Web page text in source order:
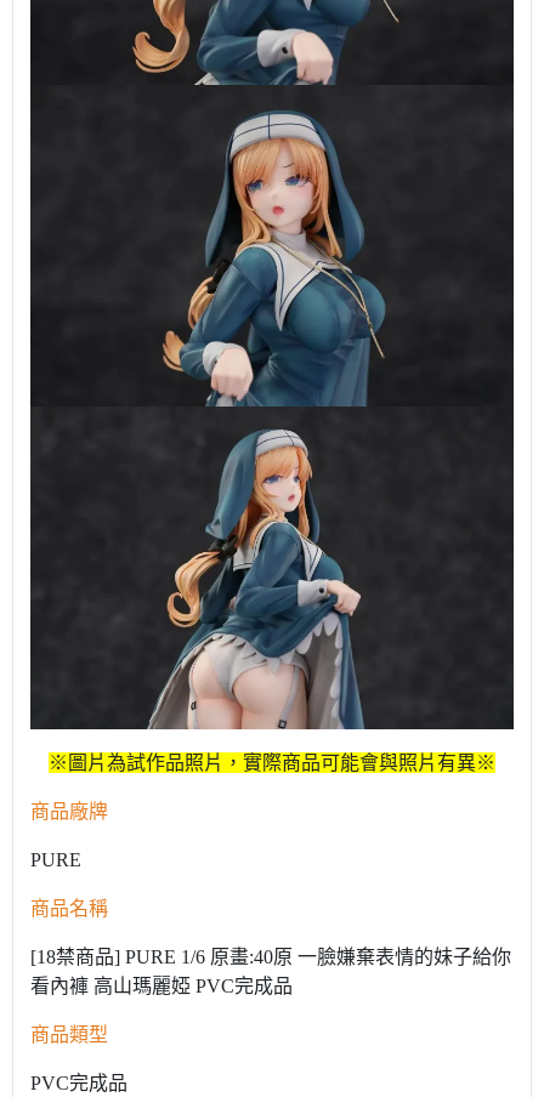
※圖片為試作品照片，實際商品可能會與照片有異※
商品廠牌
PURE
商品名稱
[18禁商品] PURE 1/6 原畫:40原 一臉嫌棄表情的妹子給你
看內褲 高山瑪麗婭 PVC完成品
商品類型
PVC完成品